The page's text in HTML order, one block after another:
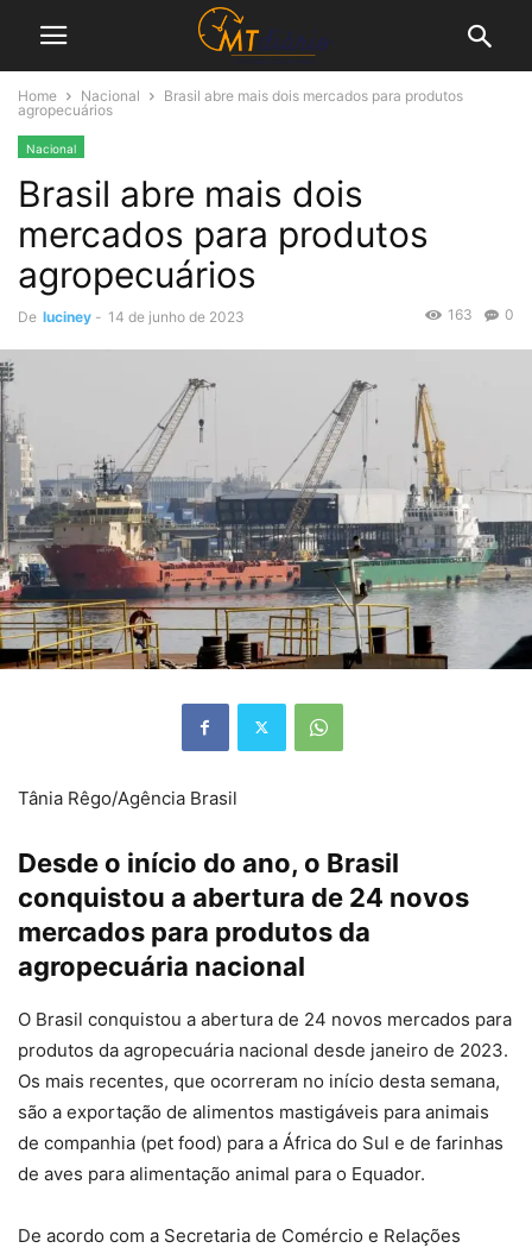
Home Nacional
Brasil abre mais dois mercados para produtos
agropecuários
Nacional
Brasil abre mais dois
mercados para produtos
agropecuários
De luciney - 14 de junho de 2023 0
163
Tânia Rêgo/Agência Brasil
Desde o início do ano, o Brasil
conquistou a abertura de 24 novos
mercados para produtos da
agropecuária nacional
O Brasil conquistou a abertura de 24 novos mercados para
produtos da agropecuária nacional desde janeiro de 2023.
Os mais recentes, que ocorreram no início desta semana,
são a exportação de alimentos mastigáveis para animais
de companhia (pet food) para a África do Sul e de farinhas
de aves para alimentação animal para o Equador.
De acordo com a Secretaria de Comércio e Relações